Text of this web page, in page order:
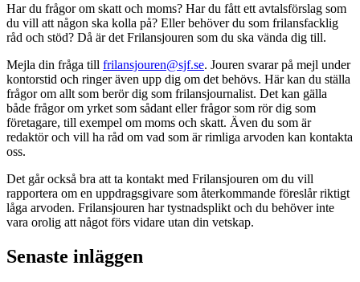
Har du frågor om skatt och moms? Har du fått ett avtalsförslag som
du vill att någon ska kolla på? Eller behöver du som frilansfacklig
råd och stöd? Då är det Frilansjouren som du ska vända dig till.
Mejla din fråga till frilansjouren@sjf.se. Jouren svarar på mejl under
kontorstid och ringer även upp dig om det behövs. Här kan du ställa
frågor om allt som berör dig som frilansjournalist. Det kan gälla
både frågor om yrket som sådant eller frågor som rör dig som
företagare, till exempel om moms och skatt. Även du som är
redaktör och vill ha råd om vad som är rimliga arvoden kan kontakta
oss.
Det går också bra att ta kontakt med Frilansjouren om du vill
rapportera om en uppdragsgivare som återkommande föreslår riktigt
låga arvoden. Frilansjouren har tystnadsplikt och du behöver inte
vara orolig att något förs vidare utan din vetskap.
Senaste inläggen